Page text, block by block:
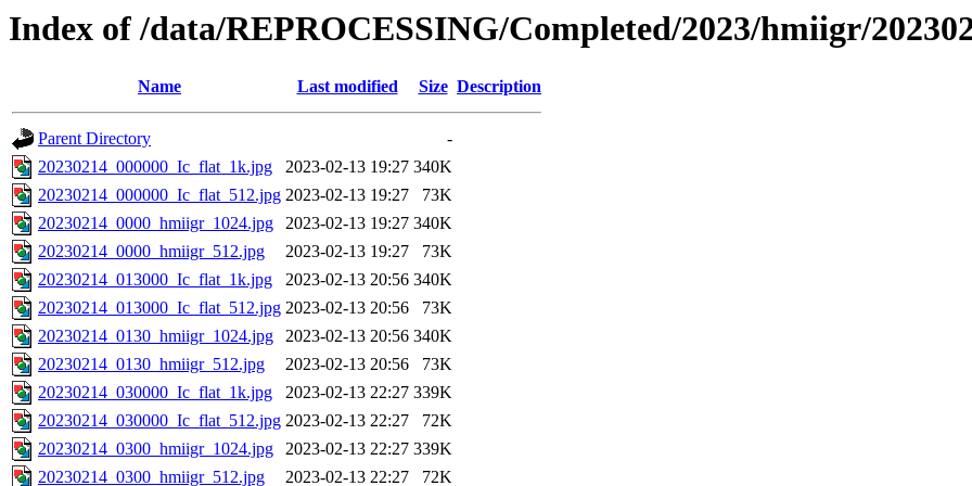
Index of /data/REPROCESSING/Completed/2023/hmiigr/
Name Last modified Size Description
Parent Directory
-
20230214_000000_Ic_flat_1k.jpg
2023-02-13 19:27 340K
20230214_000000_Ic_flat_512.jpg 2023-02-13 19:27
73K
20230214_0000_hmiigr_1024.jpg
2023-02-13 19:27 340K
20230214_0000_hmiigr_512.jpg
2023-02-13 19:27
73K
20230214_013000_Ic_flat_1k.jpg
2023-02-13 20:56 340K
20230214_013000_Ic_flat_512.jpg 2023-02-13 20:56
73K
20230214_0130_hmiigr_1024.jpg
2023-02-13 20:56 340K
20230214_0130_hmiigr_512.jpg
2023-02-13 20:56
73K
20230214_030000_Ic_flat_1k.jpg
2023-02-13 22:27 339K
20230214_030000_Ic_flat_512.jpg 2023-02-13 22:27
72K
20230214_0300_hmiigr_1024.jpg
2023-02-13 22:27 339K
20230214_0300_hmiigr_512.jpg
2023-02-13 22:27 72K